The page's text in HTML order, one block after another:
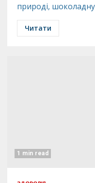
природі, шоколадну
Читати
1 min read